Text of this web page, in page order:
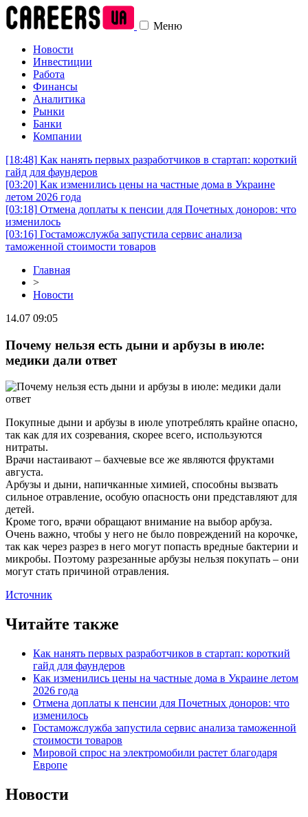
Меню
Новости
Инвестиции
Работа
Финансы
Аналитика
Рынки
Банки
Компании
[18:48] Как нанять первых разработчиков в стартап: короткий
гайд для фаундеров
[03:20] Как изменились цены на частные дома в Украине
летом 2026 года
[03:18] Отмена доплаты к пенсии для Почетных доноров: что
изменилось
[03:16] Гостаможслужба запустила сервис анализа
таможенной стоимости товаров
Главная
>
Новости
14.07 09:05
Почему нельзя есть дыни и арбузы в июле:
медики дали ответ
Покупные дыни и арбузы в июле употреблять крайне опасно,
так как для их созревания, скорее всего, используются
нитраты.
Врачи настаивают – бахчевые все же являются фруктами
августа.
Арбузы и дыни, напичканные химией, способны вызвать
сильное отравление, особую опасность они представляют для
детей.
Кроме того, врачи обращают внимание на выбор арбуза.
Очень важно, чтобы у него не было повреждений на корочке,
так как через разрез в него могут попасть вредные бактерии и
микробы. Поэтому разрезанные арбузы нельзя покупать – они
могут стать причиной отравления.
Источник
Читайте также
Как нанять первых разработчиков в стартап: короткий
гайд для фаундеров
Как изменились цены на частные дома в Украине летом
2026 года
Отмена доплаты к пенсии для Почетных доноров: что
изменилось
Гостаможслужба запустила сервис анализа таможенной
стоимости товаров
Мировой спрос на электромобили растет благодаря
Европе
Новости